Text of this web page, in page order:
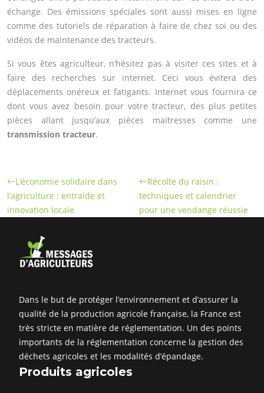
échange. Des émissions spéciales sont aussi mises en ligne
comme des tutoriels de réparation à faire de chez soi ou des
vidéos de maintenance des tracteurs.
Si vous êtes agriculteur, n’hésitez pas à visiter ces sites et à
faire des recherches sur internet. Ceci vous évitera des
déplacements onéreux et fatigants. Internet vous fournira ce
dont vous avez besoin pour votre tracteur, des plus petites
pièces allant jusqu’aux pièces maitresses comme une
transmission tracteur.
L’économie solidaire dans
l’agriculture : entraide et
innovation locale
Récolte du raisin :
techniques et calendrier
pour une vendange réussie
Dans le but de protéger l’environnement et d’assurer la
qualité de la production agricole française, la France est
très stricte en matière de réglementation. Un des points
importants de la réglementation concerne la gestion des
déchets agricoles et les modalités d’épandage.
Produits agricoles